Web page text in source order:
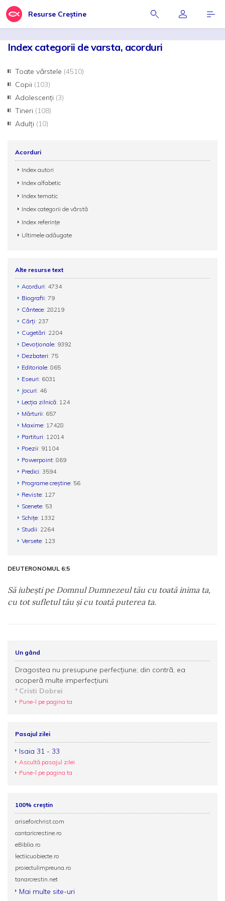
Resurse Creștine
Index categorii de varsta, acorduri
Toate vârstele (4510)
Copii (103)
Adolescenți (3)
Tineri (108)
Adulți (10)
Acorduri
Index autori
Index alfabetic
Index tematic
Index categorii de vârstă
Index referințe
Ultimele adăugate
Alte resurse text
Acorduri: 4734
Biografii: 79
Cântece: 28219
Cărți: 237
Cugetări: 2204
Devoționale: 9392
Dezbateri: 75
Editoriale: 865
Eseuri: 6031
Jocuri: 46
Lecția zilnică: 124
Mărturii: 657
Maxime: 17428
Partituri: 12014
Poezii: 91104
Powerpoint: 869
Predici: 3594
Programe creștine: 56
Reviste: 127
Scenete: 53
Schițe: 1332
Studii: 2264
Versete: 123
DEUTERONOMUL 6:5
Să iubeşti pe Domnul Dumnezeul tău cu toată inima ta,
cu tot sufletul tău şi cu toată puterea ta.
Un gând
Dragostea nu presupune perfecţiune; din contrã, ea
acoperã multe imperfecţiuni.
Cristi Dobrei
Pune-l pe pagina ta
Pasajul zilei
Isaia 31 - 33
Ascultă pasajul zilei
Pune-l pe pagina ta
100% creștin
ariseforchrist.com
cantaricrestine.ro
eBiblia.ro
lectiicuobiecte.ro
proiectulimpreuna.ro
tanarcrestin.net
Mai multe site-uri